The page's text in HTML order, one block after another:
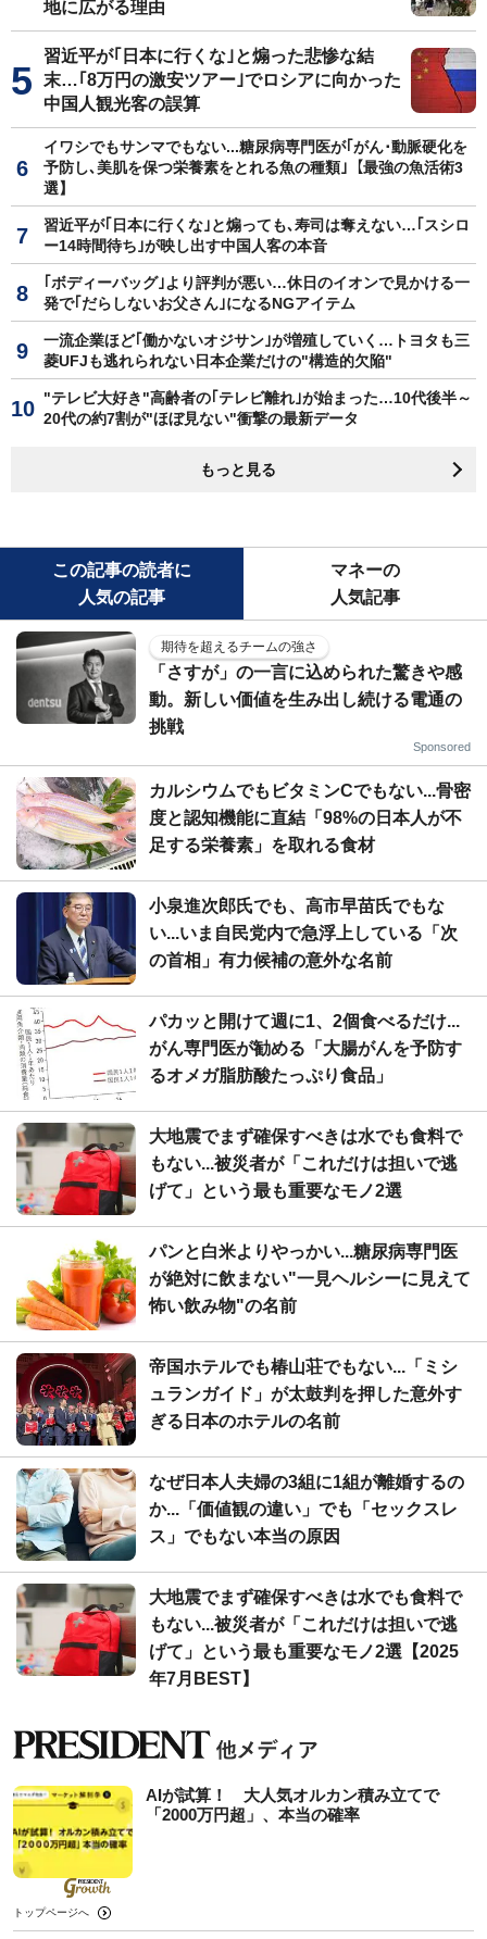
地に広がる理由
習近平が｢日本に行くな｣と煽った悲惨な結
末…｢8万円の激安ツアー｣でロシアに向かった
中国人観光客の誤算
イワシでもサンマでもない...糖尿病専門医が｢がん･動脈硬化を
予防し､美肌を保つ栄養素をとれる魚の種類｣【最強の魚活術3
選】
習近平が｢日本に行くな｣と煽っても､寿司は奪えない…｢スシロ
ー14時間待ち｣が映し出す中国人客の本音
｢ボディーバッグ｣より評判が悪い…休日のイオンで見かける一
発で｢だらしないお父さん｣になるNGアイテム
一流企業ほど｢働かないオジサン｣が増殖していく…トヨタも三
菱UFJも逃れられない日本企業だけの"構造的欠陥"
"テレビ大好き"高齢者の｢テレビ離れ｣が始まった…10代後半～
20代の約7割が"ほぼ見ない"衝撃の最新データ
もっと見る
この記事の読者に
人気の記事
マネーの
人気記事
期待を超えるチームの強さ
「さすが」の一言に込められた驚きや感
動。新しい価値を生み出し続ける電通の
挑戦
Sponsored
カルシウムでもビタミンCでもない...骨密
度と認知機能に直結「98%の日本人が不
足する栄養素」を取れる食材
小泉進次郎氏でも、高市早苗氏でもな
い...いま自民党内で急浮上している「次
の首相」有力候補の意外な名前
パカッと開けて週に1、2個食べるだけ...
がん専門医が勧める「大腸がんを予防す
るオメガ脂肪酸たっぷり食品」
大地震でまず確保すべきは水でも食料で
もない...被災者が「これだけは担いで逃
げて」という最も重要なモノ2選
パンと白米よりやっかい...糖尿病専門医
が絶対に飲まない"一見ヘルシーに見えて
怖い飲み物"の名前
帝国ホテルでも椿山荘でもない...「ミシ
ュランガイド」が太鼓判を押した意外す
ぎる日本のホテルの名前
なぜ日本人夫婦の3組に1組が離婚するの
か...「価値観の違い」でも「セックスレ
ス」でもない本当の原因
大地震でまず確保すべきは水でも食料で
もない...被災者が「これだけは担いで逃
げて」という最も重要なモノ2選【2025
年7月BEST】
AIが試算！ 大人気オルカン積み立てで
「2000万円超」、本当の確率
トップページへ